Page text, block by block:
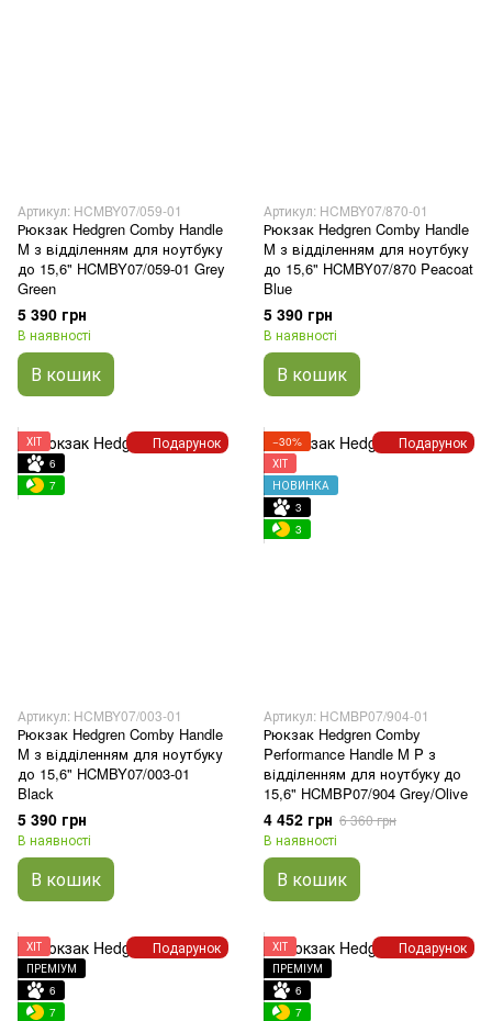
Артикул: HCMBY07/059-01
Рюкзак Hedgren Comby Handle
M з відділенням для ноутбуку
до 15,6" HCMBY07/059-01 Grey
Green
5 390 грн
В наявності
В кошик
Артикул: HCMBY07/870-01
Рюкзак Hedgren Comby Handle
M з відділенням для ноутбуку
до 15,6" HCMBY07/870 Peacoat
Blue
5 390 грн
В наявності
В кошик
Подарунок
ХІТ
6
7
Артикул: HCMBY07/003-01
Рюкзак Hedgren Comby Handle
M з відділенням для ноутбуку
до 15,6" HCMBY07/003-01
Black
5 390 грн
В наявності
В кошик
Подарунок
−30%
ХІТ
НОВИНКА
3
3
Артикул: HCMBP07/904-01
Рюкзак Hedgren Comby
Performance Handle M P з
відділенням для ноутбуку до
15,6" HCMBP07/904 Grey/Olive
4 452 грн 6 360 грн
В наявності
В кошик
Подарунок
ХІТ
ПРЕМІУМ
6
7
Подарунок
ХІТ
ПРЕМІУМ
6
7